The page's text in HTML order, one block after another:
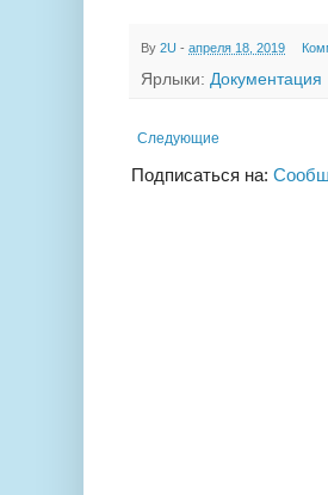
By 2U - апреля 18, 2019
Ярлыки: Документация
Следующие
Подписаться на: